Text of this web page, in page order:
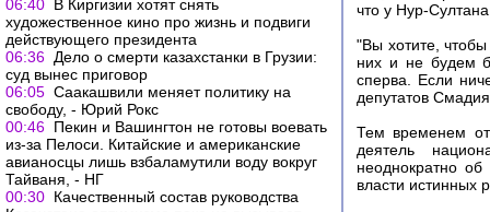
06:40 В Киргизии хотят снять
художественное кино про жизнь и подвиги
действующего президента
06:36 Дело о смерти казахстанки в Грузии:
суд вынес приговор
06:05 Саакашвили меняет политику на
свободу, - Юрий Рокс
00:46 Пекин и Вашингтон не готовы воевать
из-за Пелоси. Китайские и американские
авианосцы лишь взбаламутили воду вокруг
Тайваня, - НГ
00:30 Качественный состав руководства
что у Нур-
"‎Вы хотите,
них и не будем
сперва. Если
депутатов
Тем временем
деятель
неоднократно
власти истинных